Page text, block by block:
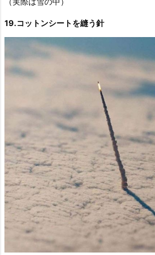
19.コットンシートを縫う針